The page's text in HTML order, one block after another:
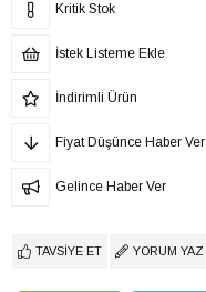
Kritik Stok
İstek Listeme Ekle
İndirimli Ürün
Fiyat Düşünce Haber Ver
Gelince Haber Ver
TAVSIYE ET YORUM YAZ